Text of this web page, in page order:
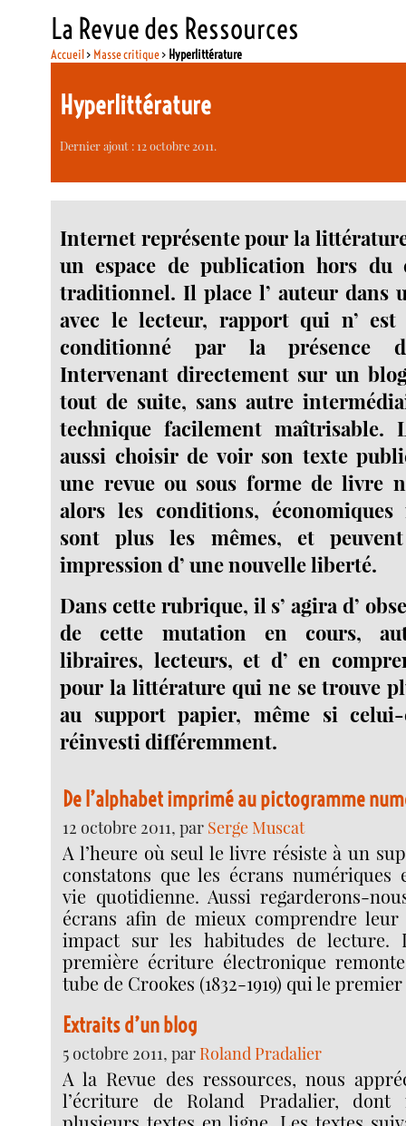
La Revue des Ressources
Accueil> Masse critique> Hyperlittérature
Hyperlittérature
Dernier ajout : 12 octobre 2011.
Internet représente pour la
un espace de publication hors
traditionnel. Il place l’ auteur dans
avec le lecteur, rapport qui n’ est
conditionné par la présence
Intervenant directement sur un
tout de suite, sans autre
technique facilement maîtrisable.
aussi choisir de voir son texte
une revue ou sous forme de livre
alors les conditions, économiques
sont plus les mêmes, et
impression d’ une nouvelle liberté.
Dans cette rubrique, il s’ agira d’
de cette mutation en cours,
libraires, lecteurs, et d’ en
pour la littérature qui ne se trouve
au support papier, même si
réinvesti différemment.
De l’alphabet imprimé au pictogramme
12 octobre 2011, par Serge Muscat
A l’heure où seul le livre résiste à un
constatons que les écrans numériques
vie quotidienne. Aussi regarderons-
écrans afin de mieux comprendre
impact sur les habitudes de lecture.
première écriture électronique
tube de Crookes (1832-1919) qui le
Extraits d’un blog
5 octobre 2011, par Roland Pradalier
A la Revue des ressources, nous
l’écriture de Roland Pradalier, dont